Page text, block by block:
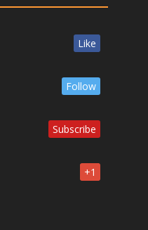
Like
Follow
Subscribe
+1